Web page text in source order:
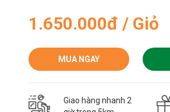
1.650.000đ / Giỏ
MUA NGAY
Giao hàng nhanh 2